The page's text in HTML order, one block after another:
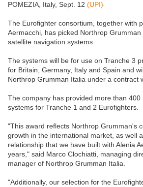
POMEZIA, Italy, Sept. 12 (UPI)
The Eurofighter consortium, together with
Aermacchi, has picked Northrop
satellite navigation systems.
The systems will be for use on Tranche 3
for Britain, Germany, Italy and Spain and
Northrop Grumman Italia under a contract
The company has provided more than 400
systems for Tranche 1 and 2 Eurofighters.
"This award reflects Northrop Grumman's
growth in the international market, as well
relationship that we have built with Alenia
years," said Marco Clochiatti, managing
manager of Northrop Grumman Italia.
"Additionally, our selection for the